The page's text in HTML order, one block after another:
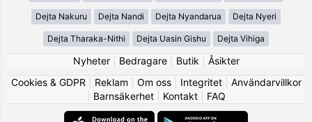
Dejta Nakuru Dejta Nandi Dejta Nyandarua Dejta Nyeri
Dejta Tharaka-Nithi Dejta Uasin Gishu Dejta Vihiga
Nyheter| Bedragare| Butik
Åsikter
Cookies & GDPR
Reklam Om oss| Integritet| Användarvillkor
Barnsäkerhet| Kontakt| FAQ